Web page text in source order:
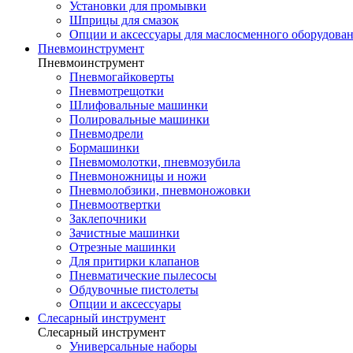
Установки для промывки
Шприцы для смазок
Опции и аксессуары для маслосменного
Пневмоинструмент
Пневмоинструмент
Пневмогайковерты
Пневмотрещотки
Шлифовальные машинки
Полировальные машинки
Пневмодрели
Бормашинки
Пневмомолотки, пневмозубила
Пневмоножницы и ножи
Пневмолобзики, пневмоножовки
Пневмоотвертки
Заклепочники
Зачистные машинки
Отрезные машинки
Для притирки клапанов
Пневматические пылесосы
Обдувочные пистолеты
Опции и аксессуары
Слесарный инструмент
Слесарный инструмент
Универсальные наборы